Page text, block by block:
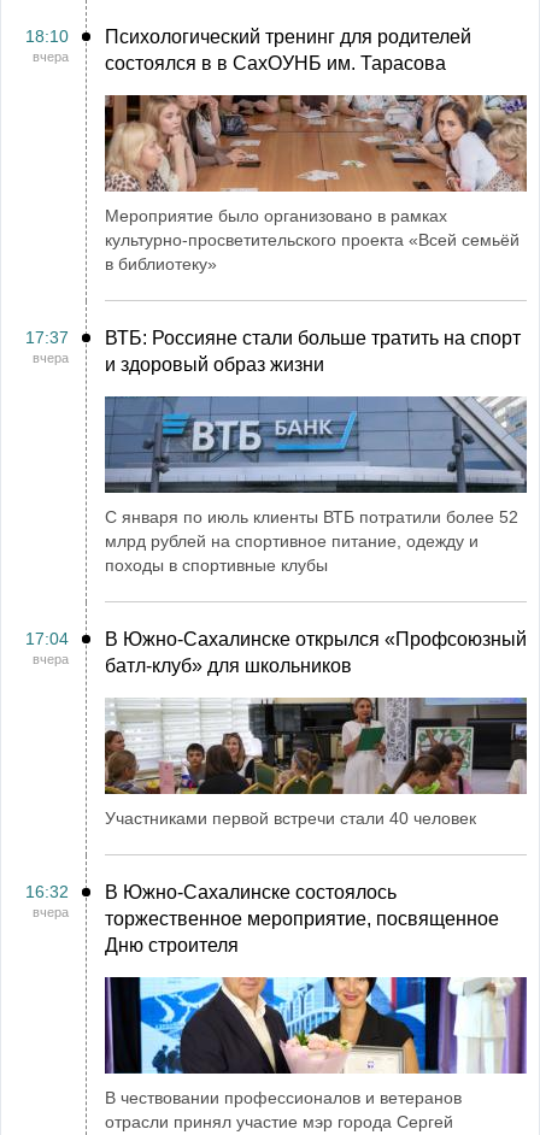
18:10
вчера
Психологический тренинг для родителей
состоялся в в СахОУНБ им. Тарасова
Мероприятие было организовано в рамках
культурно-просветительского проекта «Всей семьёй
в библиотеку»
17:37
вчера
ВТБ: Россияне стали больше тратить на спорт
и здоровый образ жизни
С января по июль клиенты ВТБ потратили более 52
млрд рублей на спортивное питание, одежду и
походы в спортивные клубы
17:04
вчера
В Южно-Сахалинске открылся «Профсоюзный
батл-клуб» для школьников
Участниками первой встречи стали 40 человек
16:32
вчера
В Южно-Сахалинске состоялось
торжественное мероприятие, посвященное
Дню строителя
В чествовании профессионалов и ветеранов
отрасли принял участие мэр города Сергей